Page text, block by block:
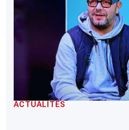
ACTUALITÉS